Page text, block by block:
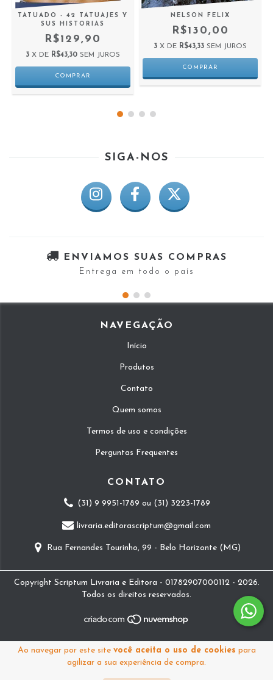
Ao navegar por este site você aceita o uso de cookies para
agilizar a sua experiência de compra.
TATUADO - 42 TATUAJES Y
SUS HISTORIAS
R$129,90
3 X DE R$43,30 SEM JUROS
NELSON FELIX
R$130,00
3 X DE R$43,33 SEM JUROS
SIGA-NOS
ENVIAMOS SUAS COMPRAS
Entrega em todo o país
NAVEGAÇÃO
Início
Produtos
Contato
Quem somos
Termos de uso e condições
Perguntas Frequentes
CONTATO
(31) 9 9951-1789 ou (31) 3223-1789
livraria.editorascriptum@gmail.com
Rua Fernandes Tourinho, 99 - Belo Horizonte (MG)
Copyright Scriptum Livraria e Editora - 01782907000112 - 2026.
Todos os direitos reservados.